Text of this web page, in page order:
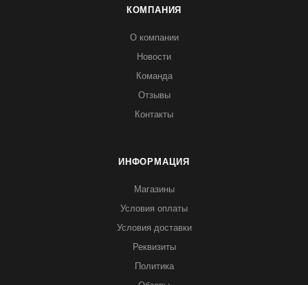
КОМПАНИЯ
О компании
Новости
Команда
Отзывы
Контакты
ИНФОРМАЦИЯ
Магазины
Условия оплаты
Условия доставки
Реквизиты
Политика